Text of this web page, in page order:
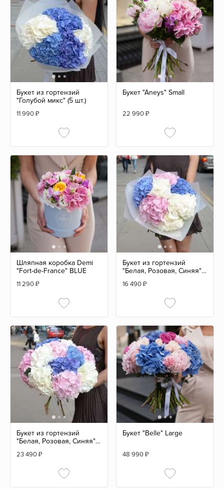
Букет из гортензий
"Голубой микс" (5 шт.)
11 990₽
Букет "Aneys" Small
22 990₽
Шляпная коробка Demi
"Fort-de-France" BLUE
11 290₽
Букет из гортензий
"Белая, Розовая, Синяя"
16 490₽
Букет из гортензий
"Белая, Розовая, Синяя"
23 490₽
Букет "Belle" Large
48 990₽